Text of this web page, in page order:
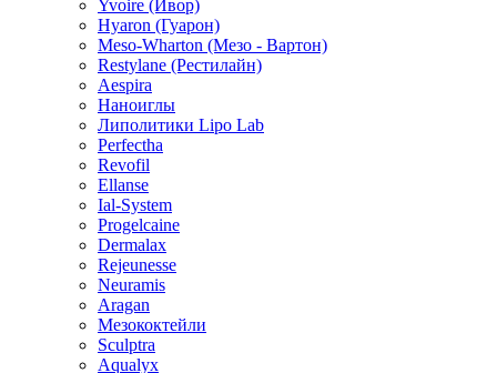
Yvoire (Ивор)
Hyaron (Гуарон)
Meso-Wharton (Мезо - Вартон)
Restylane (Рестилайн)
Aespira
Наноиглы
Липолитики Lipo Lab
Perfectha
Revofil
Ellanse
Ial-System
Progelcaine
Dermalax
Rejeunesse
Neuramis
Aragan
Мезококтейли
Sculptra
Aqualyx